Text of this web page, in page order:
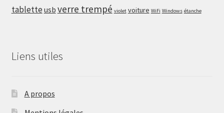
tablette usb verre trempé violet voiture WiFi Windows étanche
Liens utiles
A propos